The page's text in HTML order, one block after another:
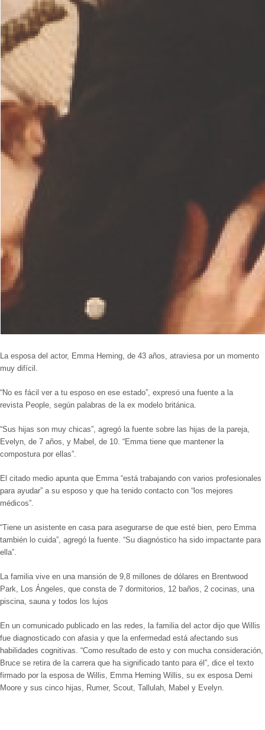
La esposa del actor, Emma Heming, de 43 años, atraviesa por un momento
muy difícil.
“No es fácil ver a tu esposo en ese estado”, expresó una fuente a la
revista People, según palabras de la ex modelo británica.
“Sus hijas son muy chicas”, agregó la fuente sobre las hijas de la pareja,
Evelyn, de 7 años, y Mabel, de 10. “Emma tiene que mantener la
compostura por ellas”.
El citado medio apunta que Emma“está trabajando con varios profesionales
para ayudar” a su esposo y que ha tenido contacto con “los mejores
médicos”.
“Tiene un asistente en casa para asegurarse de que esté bien, pero Emma
también lo cuida”, agregó la fuente. “Su diagnóstico ha sido impactante para
ella”.
La familia vive en una mansión de 9,8 millones de dólares en Brentwood
Park, Los Ángeles, que consta de 7 dormitorios, 12 baños, 2 cocinas, una
piscina, sauna y todos los lujos
En un comunicado publicado en las redes, la familia del actor dijo que Willis
fue diagnosticado con afasia y que la enfermedad está afectando sus
habilidades cognitivas. “Como resultado de esto y con mucha consideración,
Bruce se retira de la carrera que ha significado tanto para él ”, dice el texto
firmado por la esposa de Willis, Emma Heming Willis, su ex esposa Demi
Moore y sus cinco hijas, Rumer, Scout, Tallulah, Mabel y Evelyn.